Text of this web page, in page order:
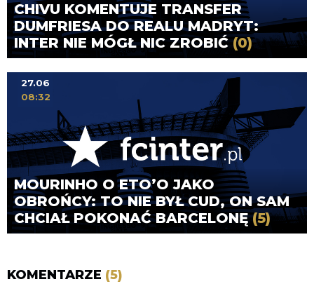
CHIVU KOMENTUJE TRANSFER
DUMFRIESA DO REALU MADRYT:
INTER NIE MÓGŁ NIC ZROBIĆ (0)
MOURINHO O ETO’O JAKO
OBROŃCY: TO NIE BYŁ CUD, ON SAM
CHCIAŁ POKONAĆ BARCELONĘ(5)
27.06
08:32
KOMENTARZE (5)